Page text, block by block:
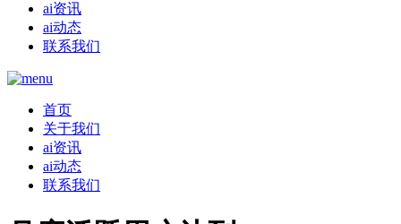
ai资讯
ai动态
联系我们
首页
关于我们
ai资讯
ai动态
联系我们